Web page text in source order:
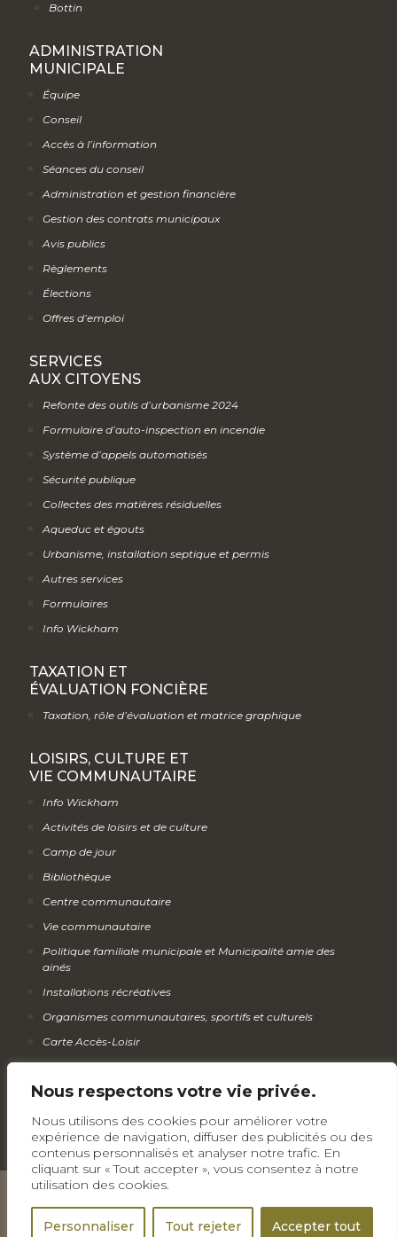
Nous respectons votre vie privée.
Nous utilisons des cookies pour améliorer votre
expérience de navigation, diffuser des publicités ou des
contenus personnalisés et analyser notre trafic. En
cliquant sur « Tout accepter », vous consentez à notre
utilisation des cookies.
Personnaliser Tout rejeter Accepter tout
Bottin
ADMINISTRATION
MUNICIPALE
Équipe
Conseil
Accès à l’information
Séances du conseil
Administration et gestion financière
Gestion des contrats municipaux
Avis publics
Règlements
Élections
Offres d’emploi
SERVICES
AUX CITOYENS
Refonte des outils d’urbanisme 2024
Formulaire d’auto-inspection en incendie
Système d’appels automatisés
Sécurité publique
Collectes des matières résiduelles
Aqueduc et égouts
Urbanisme, installation septique et permis
Autres services
Formulaires
Info Wickham
TAXATION ET
ÉVALUATION FONCIÈRE
Taxation, rôle d’évaluation et matrice graphique
LOISIRS, CULTURE ET
VIE COMMUNAUTAIRE
Info Wickham
Activités de loisirs et de culture
Camp de jour
Bibliothèque
Centre communautaire
Vie communautaire
Politique familiale municipale et Municipalité amie des
ainés
Installations récréatives
Organismes communautaires, sportifs et culturels
Carte Accès-Loisir
Calendrier des activités
Infolettre